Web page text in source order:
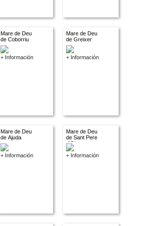
Mare de Deu
de Coborriu
+ Información
Mare de Deu
de Greixer
+ Información
Mare de Deu
de Ajuda
+ Información
Mare de Deu
de Sant Pere
d'Olopte
+ Información